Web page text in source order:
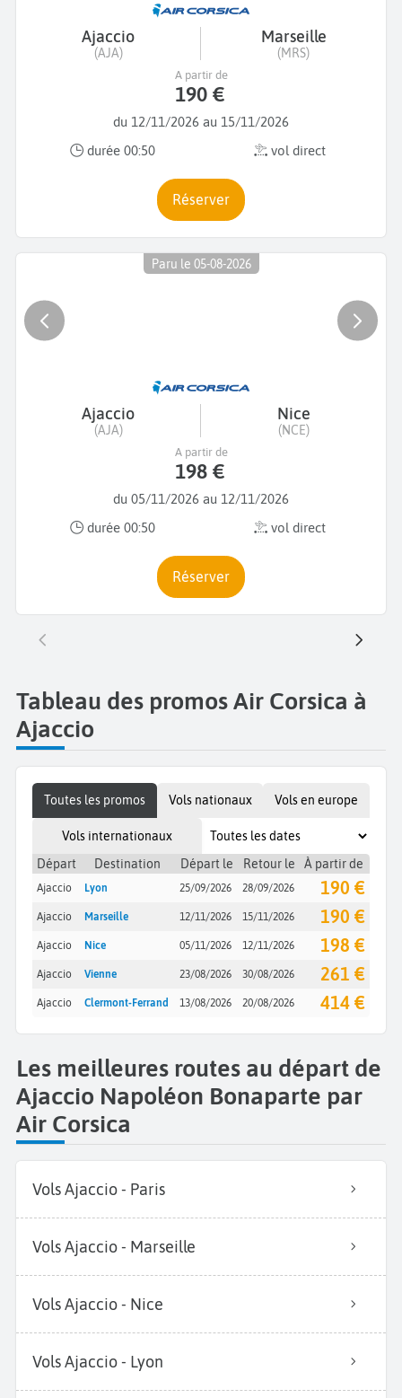
Ajaccio
(AJA)
Marseille
(MRS)
du 12/11/2026 au 15/11/2026
durée 00:50
vol direct
A partir de
190 €
Réserver
Paru le 05-08-2026
Ajaccio
(AJA)
Nice
(NCE)
du 05/11/2026 au 12/11/2026
durée 00:50
vol direct
A partir de
198 €
Réserver
Tableau des promos Air Corsica à
Ajaccio
Toutes les promos Vols nationaux Vols en europe
Vols internationaux
Départ
Destination Départ le Retour le À partir de
Ajaccio Lyon 25/09/2026 28/09/2026 190 €
Ajaccio Marseille 12/11/2026 15/11/2026 190 €
Ajaccio Nice 05/11/2026 12/11/2026 198 €
Ajaccio Vienne 23/08/2026 30/08/2026 261 €
Ajaccio Clermont-Ferrand 13/08/2026 20/08/2026 414 €
Les meilleures routes au départ de
Ajaccio Napoléon Bonaparte par
Air Corsica
Vols Ajaccio - Paris
Vols Ajaccio - Marseille
Vols Ajaccio - Nice
Vols Ajaccio - Lyon